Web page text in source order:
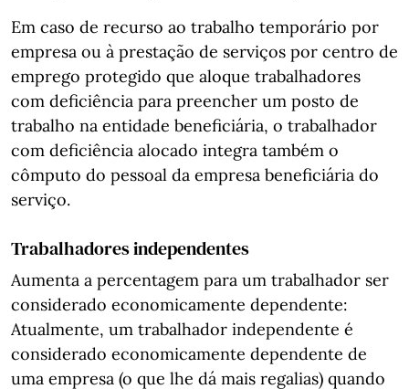
Em caso de recurso ao trabalho temporário por
empresa ou à prestação de serviços por centro de
emprego protegido que aloque trabalhadores
com deficiência para preencher um posto de
trabalho na entidade beneficiária, o trabalhador
com deficiência alocado integra também o
cômputo do pessoal da empresa beneficiária do
serviço.
Trabalhadores independentes
Aumenta a percentagem para um trabalhador ser
considerado economicamente dependente:
Atualmente, um trabalhador independente é
considerado economicamente dependente de
uma empresa (o que lhe dá mais regalias) quando